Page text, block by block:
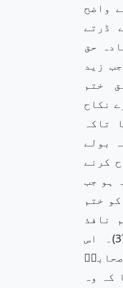
واضح
ڈرتے
حق
زید
ختم
نکاح
تاکہ
بولے
کرنے
ہو جب
ختم
نافذ
ہوکر رہتا ہے۔احزاب: 37)۔ اس
صحابیؓ
کہ وہ